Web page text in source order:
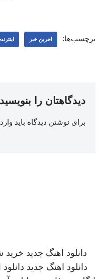
برچسب‌ها: اخرین خبر
دیدگاهتان را بنویسید
برای نوشتن دیدگاه باید
دانلود اهنگ جدید خرید
دانلود اهنگ جدید